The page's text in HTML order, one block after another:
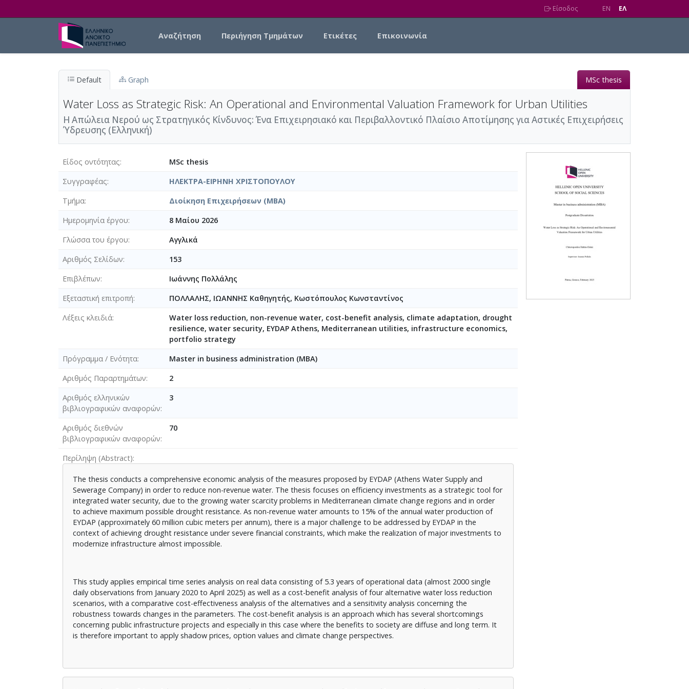
Είσοδος EN EΛ
Αναζήτηση Περιήγηση Τμημάτων Ετικέτες Επικοινωνία
Default Graph MSc thesis
Water Loss as Strategic Risk: An Operational and Environmental Valuation Framework for Urban Utilities
Η Απώλεια Νερού ως Στρατηγικός Κίνδυνος: Ένα Επιχειρησιακό και Περιβαλλοντικό Πλαίσιο Αποτίμησης για Αστικές Επιχειρήσεις
Ύδρευσης (Ελληνική)
Είδος οντότητας
MSc thesis
Συγγραφέας
ΗΛΕΚΤΡΑ-ΕΙΡΗΝΗ ΧΡΙΣΤΟΠΟΥΛΟΥ
Τμήμα
Διοίκηση Επιχειρήσεων (MBA)
Ημερομηνία έργου
8 Μαίου 2026
Γλώσσα του έργου
Αγγλικά
Αριθμός Σελίδων
153
Επιβλέπων
Ιωάννης Πολλάλης
Εξεταστική επιτροπή
ΠΟΛΛΑΛΗΣ, ΙΩΑΝΝΗΣ Καθηγητής, Κωστόπουλος Κωνσταντίνος
Λέξεις κλειδιά
Water loss reduction, non-revenue water, cost-benefit analysis, climate adaptation, drought
resilience, water security, EYDAP Athens, Mediterranean utilities, infrastructure economics,
portfolio strategy
Πρόγραμμα / Ενότητα
Master in business administration (MBA)
Αριθμός Παραρτημάτων
2
Αριθμός ελληνικών
βιβλιογραφικών αναφορών
3
Αριθμός διεθνών
βιβλιογραφικών αναφορών
70
Περίληψη (Abstract)
The thesis conducts a comprehensive economic analysis of the measures proposed by EYDAP (Athens Water Supply and
Sewerage Company) in order to reduce non-revenue water. The thesis focuses on efficiency investments as a strategic tool for
integrated water security, due to the growing water scarcity problems in Mediterranean climate change regions and in order
to achieve maximum possible drought resistance. As non-revenue water amounts to 15% of the annual water production of
EYDAP (approximately 60 million cubic meters per annum), there is a major challenge to be addressed by EYDAP in the
context of achieving drought resistance under severe financial constraints, which make the realization of major investments to
modernize infrastructure almost impossible.
This study applies empirical time series analysis on real data consisting of 5.3 years of operational data (almost 2000 single
daily observations from January 2020 to April 2025) as well as a cost-benefit analysis of four alternative water loss reduction
scenarios, with a comparative cost-effectiveness analysis of the alternatives and a sensitivity analysis concerning the
robustness towards changes in the parameters. The cost-benefit analysis is an approach which has several shortcomings
concerning public infrastructure projects and especially in this case where the benefits to society are diffuse and long term. It
is therefore important to apply shadow prices, option values and climate change perspectives.